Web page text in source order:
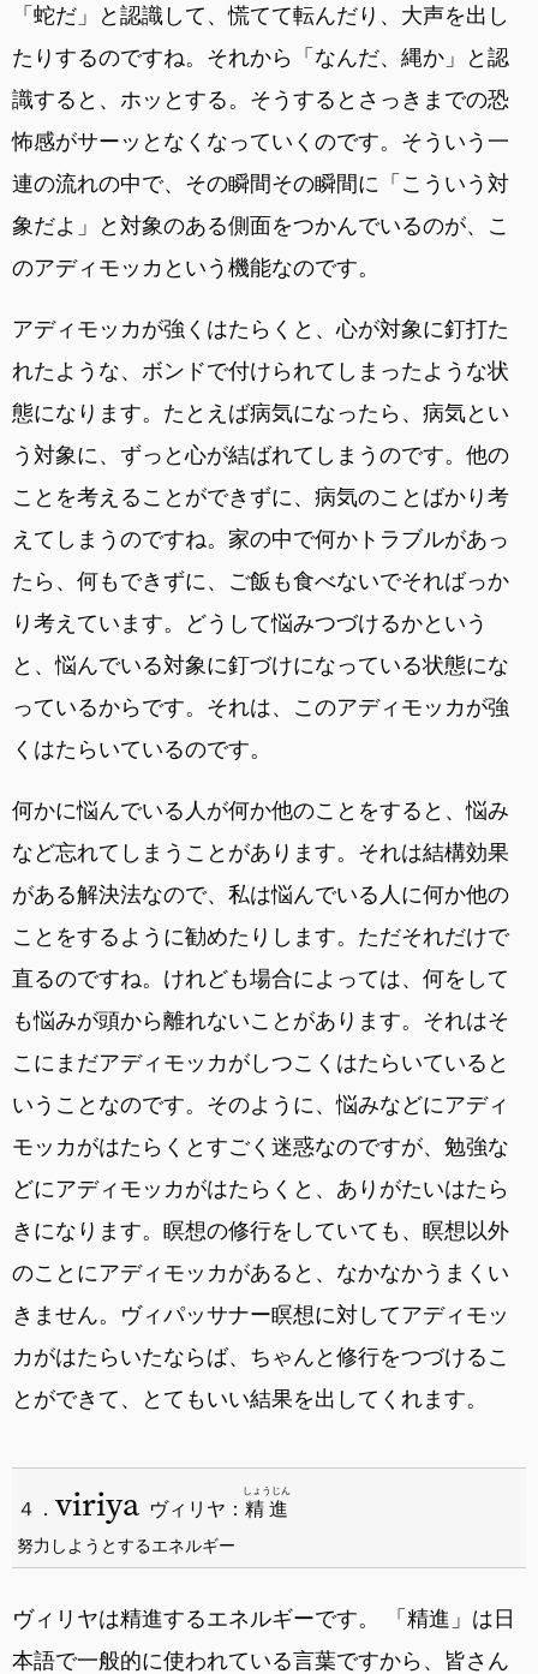
「蛇だ」と認識して、慌てて転んだり、大声を出し
たりするのですね。それから「なんだ、縄か」と認
識すると、ホッとする。そうするとさっきまでの恐
怖感がサーッとなくなっていくのです。そういう一
連の流れの中で、その瞬間その瞬間に「こういう対
象だよ」と対象のある側面をつかんでいるのが、こ
のアディモッカという機能なのです。
アディモッカが強くはたらくと、心が対象に釘打た
れたような、ボンドで付けられてしまったような状
態になります。たとえば病気になったら、病気とい
う対象に、ずっと心が結ばれてしまうのです。他の
ことを考えることができずに、病気のことばかり考
えてしまうのですね。家の中で何かトラブルがあっ
たら、何もできずに、ご飯も食べないでそればっか
り考えています。どうして悩みつづけるかという
と、悩んでいる対象に釘づけになっている状態にな
っているからです。それは、このアディモッカが強
くはたらいているのです。
何かに悩んでいる人が何か他のことをすると、悩み
など忘れてしまうことがあります。それは結構効果
がある解決法なので、私は悩んでいる人に何か他の
ことをするように勧めたりします。ただそれだけで
直るのですね。けれども場合によっては、何をして
も悩みが頭から離れないことがあります。それはそ
こにまだアディモッカがしつこくはたらいていると
いうことなのです。そのように、悩みなどにアディ
モッカがはたらくとすごく迷惑なのですが、勉強な
どにアディモッカがはたらくと、ありがたいはたら
きになります。瞑想の修行をしていても、瞑想以外
のことにアディモッカがあると、なかなかうまくい
きません。ヴィパッサナー瞑想に対してアディモッ
カがはたらいたならば、ちゃんと修行をつづけるこ
とができて、とてもいい結果を出してくれます。
ヴィリヤ： 精進
しょうじん
４． viriya
努力しようとするエネルギー
ヴィリヤは精進するエネルギーです。 「精進」は日
本語で一般的に使われている言葉ですから、皆さん